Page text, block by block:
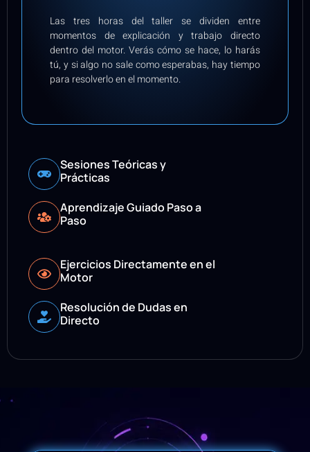
Las tres horas del taller se dividen entre
momentos de explicación y trabajo directo
dentro del motor. Verás cómo se hace, lo harás
tú, y si algo no sale como esperabas, hay tiempo
para resolverlo en el momento.
Sesiones Teóricas y
Prácticas
Aprendizaje Guiado Paso a
Paso
Ejercicios Directamente en el
Motor
Resolución de Dudas en
Directo